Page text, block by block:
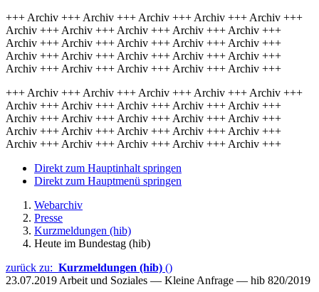
+++ Archiv +++ Archiv +++ Archiv +++ Archiv +++ Archiv +++
Archiv +++ Archiv +++ Archiv +++ Archiv +++ Archiv +++
Archiv +++ Archiv +++ Archiv +++ Archiv +++ Archiv +++
Archiv +++ Archiv +++ Archiv +++ Archiv +++ Archiv +++
Archiv +++ Archiv +++ Archiv +++ Archiv +++ Archiv +++
+++ Archiv +++ Archiv +++ Archiv +++ Archiv +++ Archiv +++
Archiv +++ Archiv +++ Archiv +++ Archiv +++ Archiv +++
Archiv +++ Archiv +++ Archiv +++ Archiv +++ Archiv +++
Archiv +++ Archiv +++ Archiv +++ Archiv +++ Archiv +++
Archiv +++ Archiv +++ Archiv +++ Archiv +++ Archiv +++
Direkt zum Hauptinhalt springen
Direkt zum Hauptmenü springen
Webarchiv
Presse
Kurzmeldungen (hib)
Heute im Bundestag (hib)
zurück zu: Kurzmeldungen (hib) ()
23.07.2019 Arbeit und Soziales — Kleine Anfrage — hib 820/2019